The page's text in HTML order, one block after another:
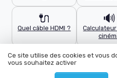
🔌
Quel câble HDMI ?
🔊
Ce site utilise des cookies et vous
vous souhaitez activer